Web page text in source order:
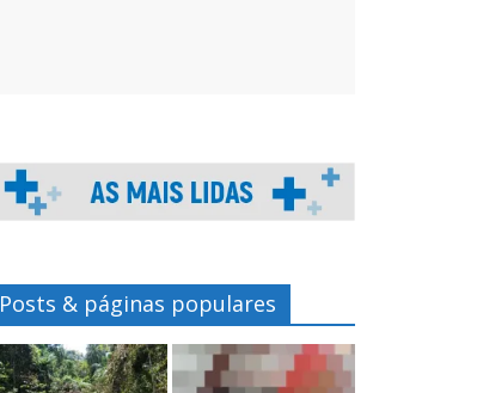
Posts & páginas populares